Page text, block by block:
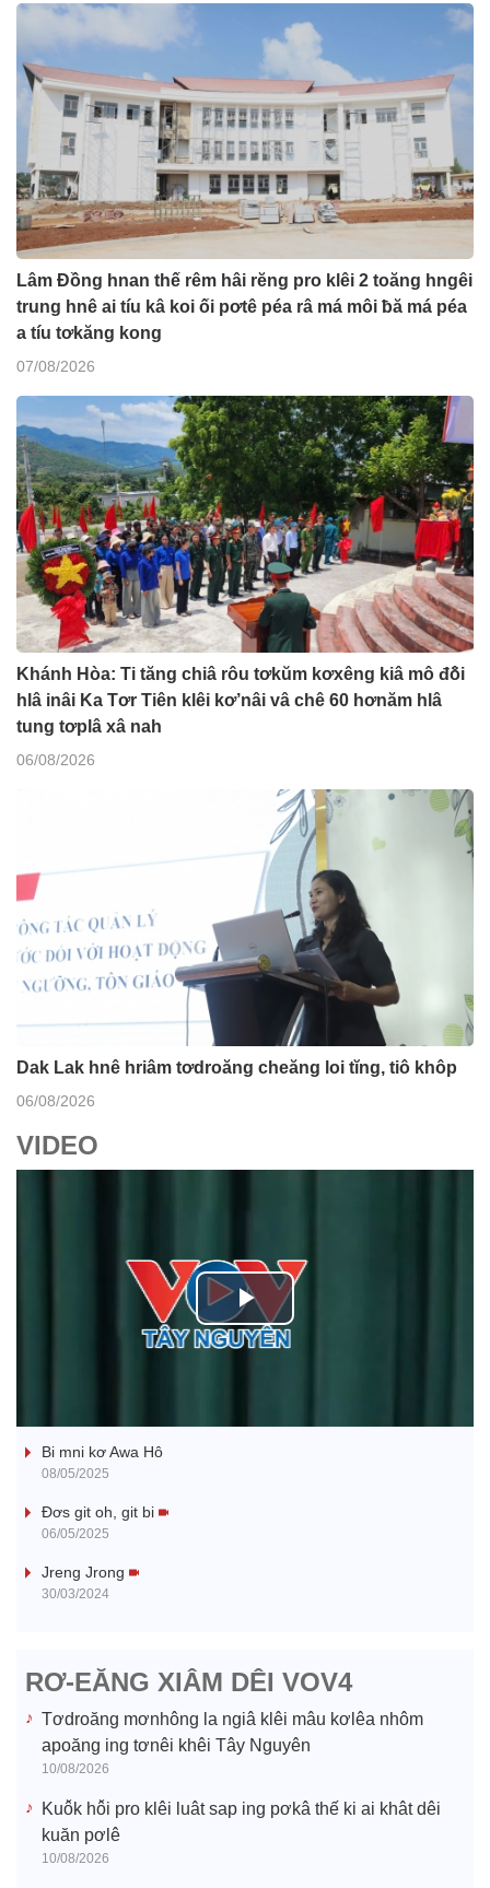
Lâm Đồng hnan thế rêm hâi rĕng pro klêi 2 toăng hngêi
trung hnê ai tíu kâ koi ối pơtê péa râ má môi ƀă má péa
a tíu tơkăng kong
07/08/2026
Khánh Hòa: Ti tăng chiâ rôu tơkŭm kơxêng kiâ mô đô̆i
hlâ inâi Ka Tơr Tiên klêi kơ’nâi vâ chê 60 hơnăm hlâ
tung tơplâ xâ nah
06/08/2026
Dak Lak hnê hriâm tơdroăng cheăng loi tĭng, tiô khôp
06/08/2026
VIDEO
P
a
e
o
Bi mni kơ Awa Hô
08/05/2025
Đơs git oh, git bi
06/05/2025
Jreng Jrong
30/03/2024
RƠ-EĂNG XIÂM DÊI VOV4
Tơdroăng mơnhông la ngiâ klêi mâu kơlêa nhôm
apoăng ing tơnêi khêi Tây Nguyên
10/08/2026
Kuô̆k hô̆i pro klêi luât sap ing pơkâ thế ki ai khât dêi
kuăn pơlê
10/08/2026